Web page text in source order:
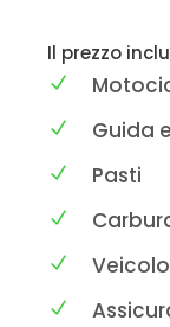
Il prezzo
Guida
Pasti